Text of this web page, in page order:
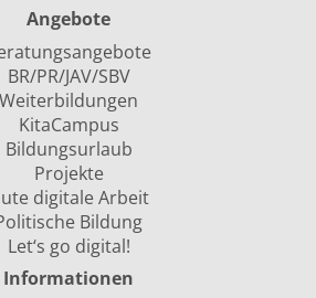
Angebote
BR/PR/JAV/SBV
Weiterbildungen
KitaCampus
Bildungsurlaub
Projekte
digitale Arbeit
Bildung
Let‘s go digital!
Informationen